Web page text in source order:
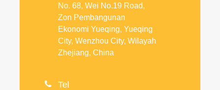
No. 68, Wei No.19 Road,
Zon Pembangunan
Ekonomi Yueqing, Yueqing
City, Wenzhou City, Wilayah
Zhejiang, China
 Tel